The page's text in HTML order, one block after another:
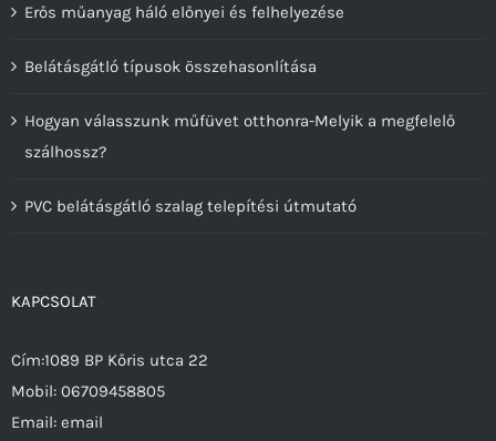
Erős műanyag háló előnyei és felhelyezése
Belátásgátló típusok összehasonlítása
Hogyan válasszunk műfüvet otthonra-Melyik a megfelelő
szálhossz?
PVC belátásgátló szalag telepítési útmutató
KAPCSOLAT
Cím:1089 BP Kőris utca 22
Mobil: 06709458805
Email: email